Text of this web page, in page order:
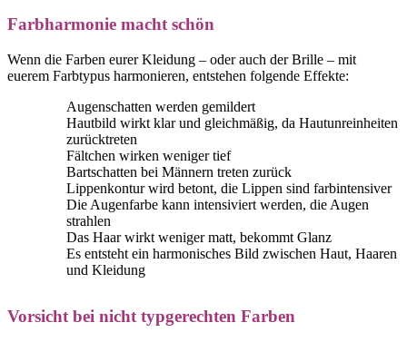
Farbharmonie macht schön
Wenn die Farben eurer Kleidung – oder auch der Brille – mit
euerem Farbtypus harmonieren, entstehen folgende Effekte:
Augenschatten werden gemildert
Hautbild wirkt klar und gleichmäßig, da Hautunreinheiten
zurücktreten
Fältchen wirken weniger tief
Bartschatten bei Männern treten zurück
Lippenkontur wird betont, die Lippen sind farbintensiver
Die Augenfarbe kann intensiviert werden, die Augen
strahlen
Das Haar wirkt weniger matt, bekommt Glanz
Es entsteht ein harmonisches Bild zwischen Haut, Haaren
und Kleidung
Vorsicht bei nicht typgerechten Farben